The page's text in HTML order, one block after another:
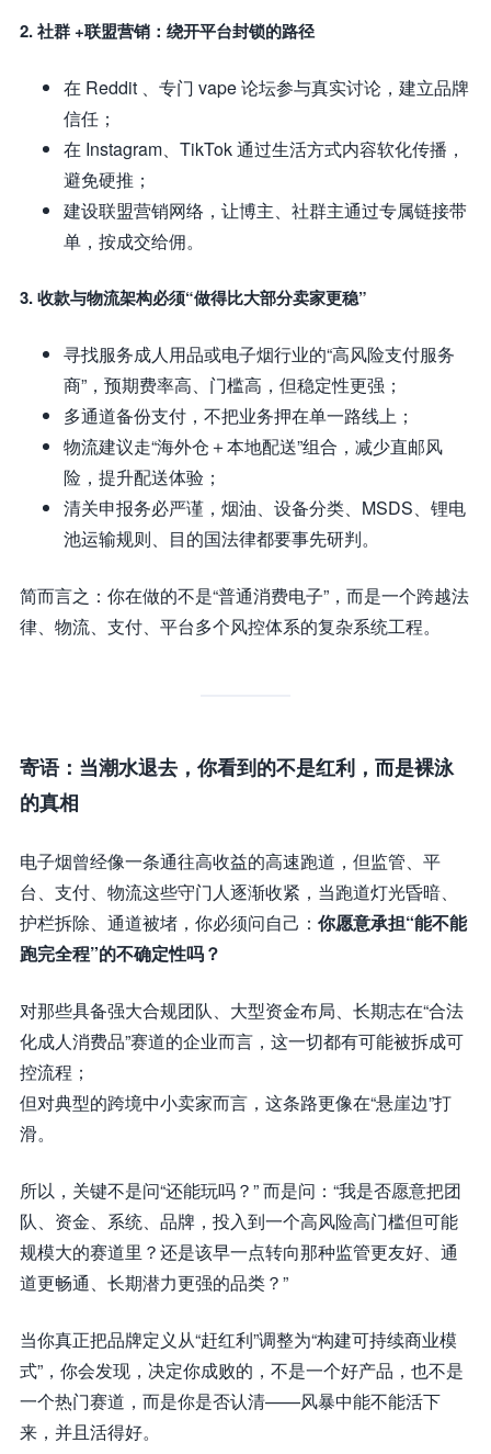
2. 社群 +联盟营销：绕开平台封锁的路径
在 Reddit 、专门 vape 论坛参与真实讨论，建立品牌
信任；
在 Instagram、TikTok 通过生活方式内容软化传播，
避免硬推；
建设联盟营销网络，让博主、社群主通过专属链接带
单，按成交给佣。
3. 收款与物流架构必须“做得比大部分卖家更稳”
寻找服务成人用品或电子烟行业的“高风险支付服务
商”，预期费率高、门槛高，但稳定性更强；
多通道备份支付，不把业务押在单一路线上；
物流建议走“海外仓＋本地配送”组合，减少直邮风
险，提升配送体验；
清关申报务必严谨，烟油、设备分类、MSDS、锂电
池运输规则、目的国法律都要事先研判。
简而言之：你在做的不是“普通消费电子”，而是一个跨越法
律、物流、支付、平台多个风控体系的复杂系统工程。
寄语：当潮水退去，你看到的不是红利，而是裸泳
的真相
电子烟曾经像一条通往高收益的高速跑道，但监管、平
台、支付、物流这些守门人逐渐收紧，当跑道灯光昏暗、
护栏拆除、通道被堵，你必须问自己： 你愿意承担“能不能
跑完全程”的不确定性吗？
对那些具备强大合规团队、大型资金布局、长期志在“合法
化成人消费品”赛道的企业而言，这一切都有可能被拆成可
控流程；
但对典型的跨境中小卖家而言，这条路更像在“悬崖边”打
滑。
所以，关键不是问“还能玩吗？” 而是问：“我是否愿意把团
队、资金、系统、品牌，投入到一个高风险高门槛但可能
规模大的赛道里？还是该早一点转向那种监管更友好、通
道更畅通、长期潜力更强的品类？”
当你真正把品牌定义从“赶红利”调整为“构建可持续商业模
式”，你会发现，决定你成败的，不是一个好产品，也不是
一个热门赛道，而是你是否认清——风暴中能不能活下
来，并且活得好。